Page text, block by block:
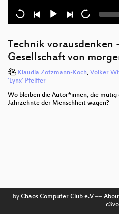
Technik
Gesellschaft von
Klaudia Zotzmann-Koch, Volker
'Lynx' Pfeiffer
Wo bleiben die Autor*innen, die
Jahrzehnte der Menschheit wagen?
by Chaos Computer Club e.V––